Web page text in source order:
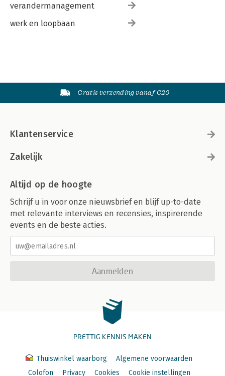
verandermanagement
werk en loopbaan
Gratis verzending vanaf €20
Klantenservice
Zakelijk
Altijd op de hoogte
Schrijf u in voor onze nieuwsbrief en blijf up-to-date
met relevante interviews en recensies, inspirerende
events en de beste acties.
Aanmelden
PRETTIG KENNIS MAKEN
Thuiswinkel waarborg
Algemene voorwaarden
Colofon
Privacy Cookies Cookie instellingen